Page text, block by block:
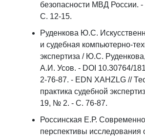
безопасности МВД России.
C. 12-15.
Руденкова Ю.С.
и судебная компьютерно-
экспертиза / Ю.С.
А.И. Усов. - DOI 10.30764/
2-76-87. - EDN XAHZLG //
практика судебной
19, № 2. - С. 76-87.
Россинская Е.Р.
перспективы исследования